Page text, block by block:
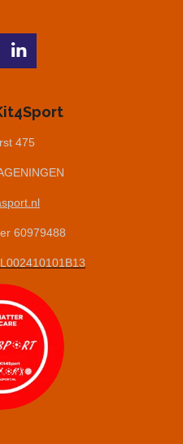
L
k
d
n
475
60979488